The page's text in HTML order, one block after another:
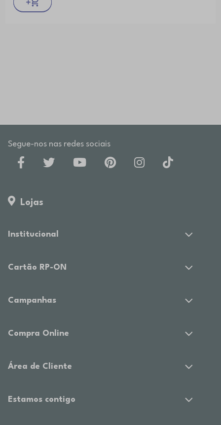
Segue-nos nas redes sociais
Lojas
Institucional
Cartão RP-ON
Campanhas
Compra Online
Área de Cliente
Estamos contigo